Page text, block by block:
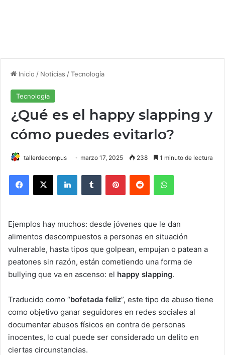
Inicio / Noticias /Tecnología
Tecnología
¿Qué es el happy slapping y
cómo puedes evitarlo?
tallerdecompus marzo 17, 2025 238 1 minuto de lectura
Ejemplos hay muchos: desde jóvenes que le dan
alimentos descompuestos a personas en situación
vulnerable, hasta tipos que golpean, empujan o patean a
peatones sin razón, están cometiendo una forma de
bullying que va en ascenso: el happy slapping.
Traducido como “bofetada feliz”, este tipo de abuso tiene
como objetivo ganar seguidores en redes sociales al
documentar abusos físicos en contra de personas
inocentes, lo cual puede ser considerado un delito en
ciertas circunstancias.